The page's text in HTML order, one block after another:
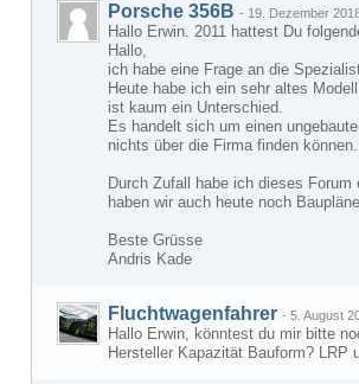
Porsche 356B - 19. Dezember
Hallo Erwin. 2011 hattest Du
Hallo,
ich habe eine Frage an die
Heute habe ich ein sehr altes
ist kaum ein Unterschied.
Es handelt sich um einen
nichts über die Firma finden
Durch Zufall habe ich dieses
haben wir auch heute noch
Beste Grüsse
Andris Kade
Fluchtwagenfahrer - 5. August
Hallo Erwin, könntest du mir bitte
Hersteller Kapazität Bauform? LRP